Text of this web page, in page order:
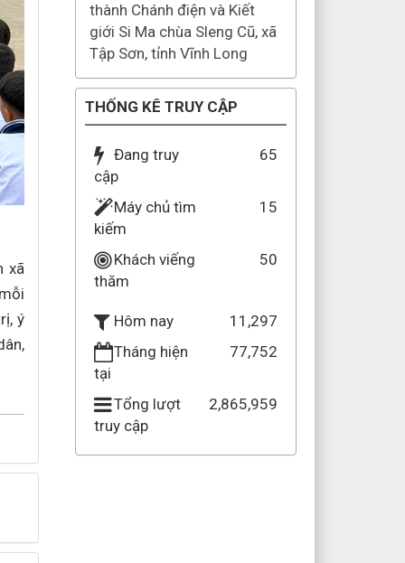
xã
ý
thành Chánh điện và Kiết
giới Si Ma chùa Sleng Cũ, xã
Tập Sơn, tỉnh Vĩnh Long
THỐNG KÊ TRUY CẬP
Đang truy
cập
65
Máy chủ tìm
kiếm
15
Khách viếng
thăm
50
Hôm nay
11,297
Tháng hiện
tại
77,752
Tổng lượt
truy cập
2,865,959